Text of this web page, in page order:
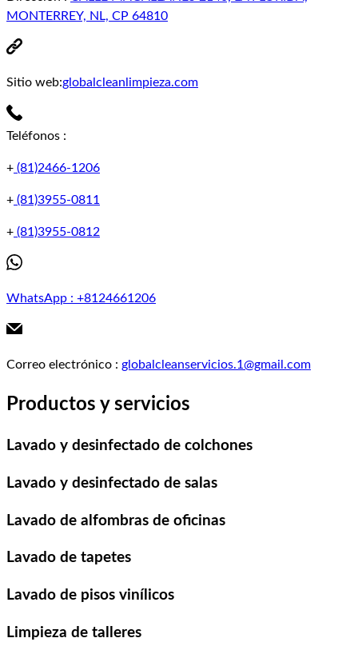
MONTERREY, NL, CP 64810
Sitio web:globalcleanlimpieza.com
Teléfonos :
+ (81)2466-1206
+ (81)3955-0811
+ (81)3955-0812
WhatsApp : +8124661206
Correo electrónico : globalcleanservicios.1@gmail.com
Productos y servicios
Lavado y desinfectado de colchones
Lavado y desinfectado de salas
Lavado de alfombras de oficinas
Lavado de tapetes
Lavado de pisos vinílicos
Limpieza de talleres